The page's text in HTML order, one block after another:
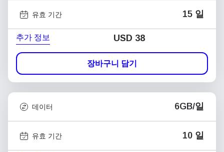
유효 기간 15 일
추가 정보 USD 38
장바구니 담기
데이터 6GB/일
유효 기간 10 일